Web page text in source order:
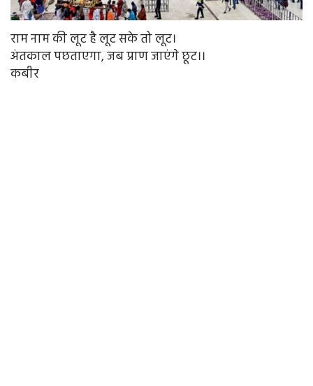
राम नाम की लूट है लूट सके तो लूट।
अंतकाल पछताएगा, जब प्राण जाएंगे छूट।।
कबीर